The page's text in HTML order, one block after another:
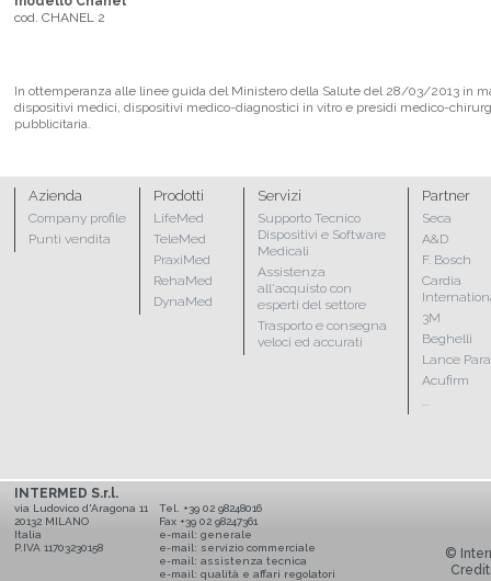
cod. CHANEL 2
In ottemperanza alle linee guida del Ministero della Salute del 28/03/2013 in
dispositivi medici, dispositivi medico-diagnostici in vitro e presidi medico-
pubblicitaria.
Azienda
Company profile
Punti vendita
Prodotti
LifeMed
TeleMed
PraxiMed
RehaMed
DynaMed
Servizi
Supporto Tecnico
Dispositivi e Software
Medicali
Assistenza
all'acquisto con
esperti del settore
Trasporto e consegna
veloci ed accurati
Partner
Seca
A&D
F. Bosch
Cardia
3M
Beghelli
Lance
Acufirm
...
INTERMED S.r.l.
via Ludovico d'Aragona 11
20132 MILANO
Italia
P.IVA 11703230158
Tel. +39 02 98248016
Fax +39 02 98247361
e-mail: generale
e-mail: servizio commerciale
e-mail: assistenza tecnica
e-mail: qualità e affari regolatori
©